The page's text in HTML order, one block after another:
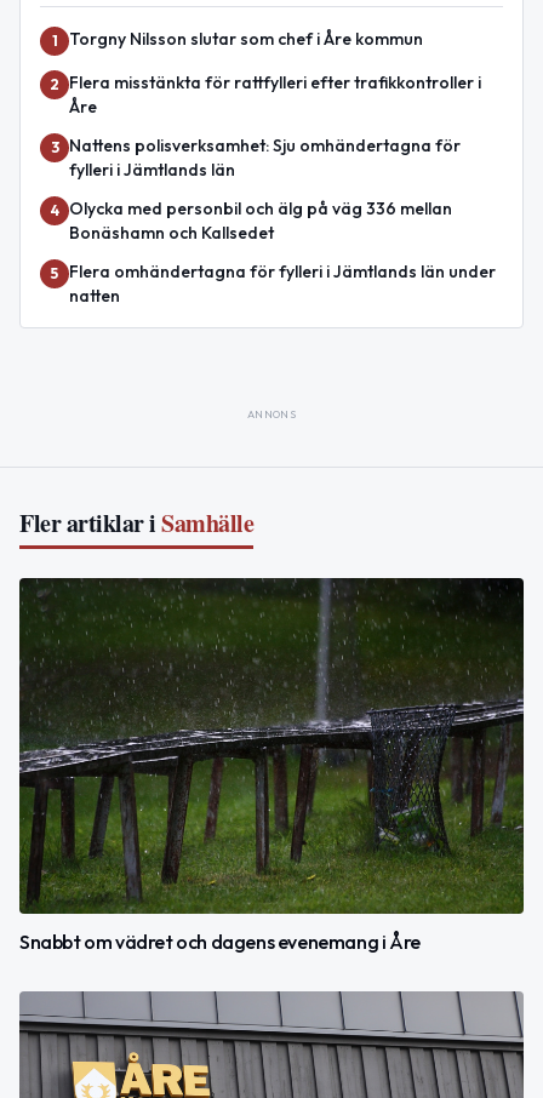
1 Torgny Nilsson slutar som chef i Åre kommun
2
Flera misstänkta för rattfylleri efter trafikkontroller i
Åre
3
Nattens polisverksamhet: Sju omhändertagna för
fylleri i Jämtlands län
4
Olycka med personbil och älg på väg 336 mellan
Bonäshamn och Kallsedet
5
Flera omhändertagna för fylleri i Jämtlands län under
natten
ANNONS
Fler artiklar iSamhälle
Snabbt om vädret och dagens evenemang i Åre